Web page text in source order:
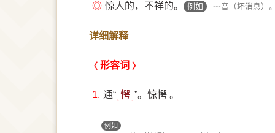
◎ 惊人的，不祥的。 例如 ～音（坏消息）
详细解释
形容词
1. 通“ 愕 ”。惊愕 。
例如